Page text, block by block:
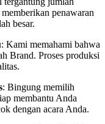
penawaran
besar.
: Kami memahami bahwa
Brand. Proses produksi
: Bingung memilih
membantu Anda
dengan acara Anda.